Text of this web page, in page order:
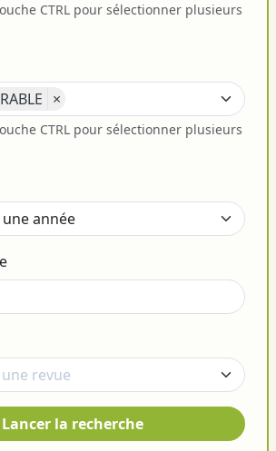
CTRL pour sélectionner plusieurs
×
CTRL pour sélectionner plusieurs
Lancer la recherche